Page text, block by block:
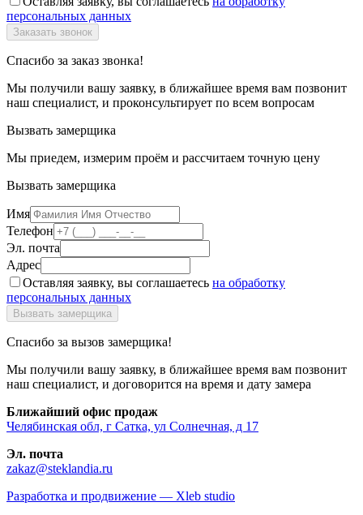
персональных данных
Спасибо за заказ звонка!
Мы получили вашу заявку, в ближайшее время вам позвонит
наш специалист, и проконсультирует по всем вопросам
Вызвать замерщика
Мы приедем, измерим проём и рассчитаем точную цену
Вызвать замерщика
Имя
Телефон
Эл. почта
Адрес
Оставляя заявку, вы соглашаетесь на обработку
персональных данных
Спасибо за вызов замерщика!
Мы получили вашу заявку, в ближайшее время вам позвонит
наш специалист, и договорится на время и дату замера
Ближайший офис продаж
Челябинская обл, г Сатка, ул Солнечная, д 17
Эл. почта
zakaz@steklandia.ru
Разработка и продвижение — Xleb studio